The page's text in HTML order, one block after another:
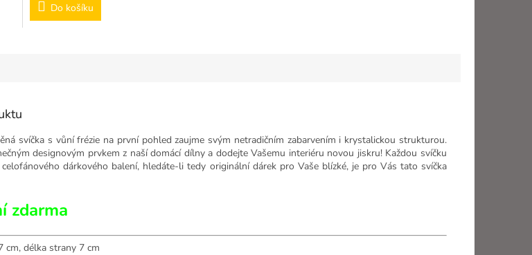
Do košíku
svíčka s vůní frézie na první pohled zaujme svým netradičním zabarvením i krystalickou strukturou.
designovým prvkem z naší domácí dílny a dodejte Vašemu interiéru novou jiskru! Každou svíčku
dárkového balení, hledáte-li tedy originální dárek pro Vaše blízké, je pro Vás tato svíčka
zdarma
cm, délka strany 7 cm